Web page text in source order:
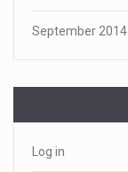
September 2014
Log in